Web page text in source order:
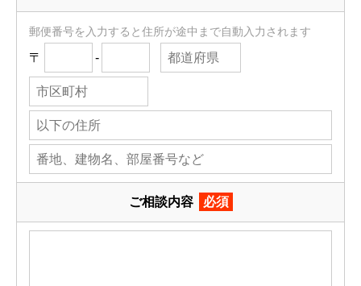
郵便番号を入力すると住所が途中まで自動入力されます
〒 -
ご相談内容 必須